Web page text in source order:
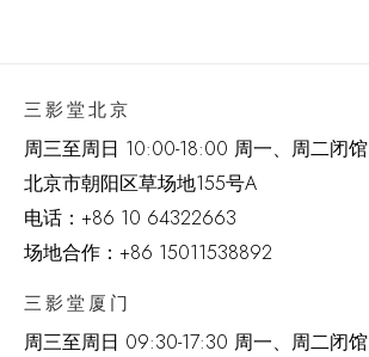
三影堂北京
周三至周日 10:00-18:00 周一、周二闭馆
北京市朝阳区草场地155号A
电话： +86 10 64322663
场地合作：+86 15011538892
三影堂厦门
周三至周日 09:30-17:30 周一、周二闭馆